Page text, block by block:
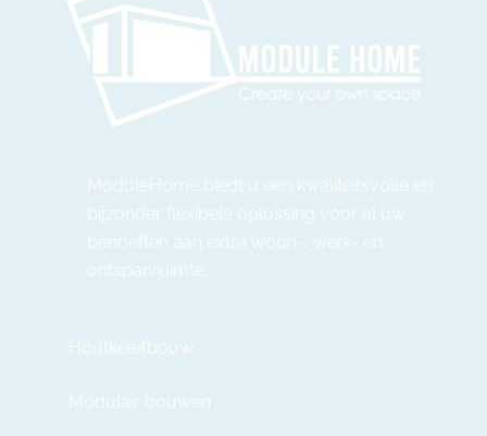
ModuleHome biedt u een kwaliteitsvolle en
bijzonder flexibele oplossing voor al uw
behoeften aan extra woon-, werk- en
ontspanruimte.
Houtkeletbouw
Modulair bouwen